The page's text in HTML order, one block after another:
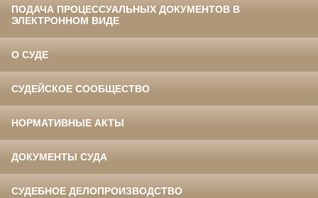
ПОДАЧА ПРОЦЕССУАЛЬНЫХ ДОКУМЕНТОВ В
ЭЛЕКТРОННОМ ВИДЕ
О СУДЕ
СУДЕЙСКОЕ СООБЩЕСТВО
НОРМАТИВНЫЕ АКТЫ
ДОКУМЕНТЫ СУДА
СУДЕБНОЕ ДЕЛОПРОИЗВОДСТВО